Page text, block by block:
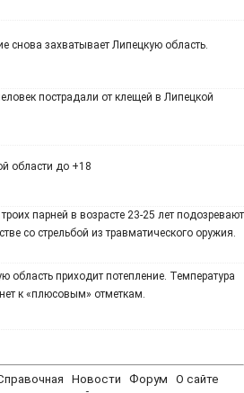
снова захватывает Липецкую область.
пострадали от клещей в Липецкой
области до +18
парней в возрасте 23-25 лет подозревают
со стрельбой из травматического оружия.
область приходит потепление. Температура
к «плюсовым» отметкам.
Новости Форум
О сайте